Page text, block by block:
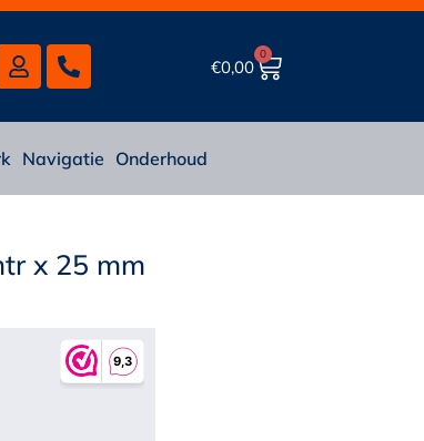
€0,00
0
Navigatie Onderhoud
x 25 mm